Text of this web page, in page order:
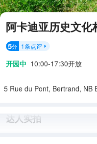
阿卡迪亚历史文化
5分 1条点评 
开园中 10:00-17:30开放
5 Rue du Pont, Bertrand, NB
达人实拍